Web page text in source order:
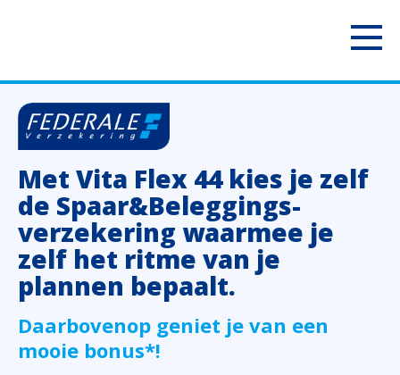
PARTICULIEREN
Jouw mobiliteit
Jouw woning
Jouw familie
Jouw pensioen
Jouw geld
ZELFSTANDIGEN
Uw voertuigen
Uw aansprakelijkheid
Uw inkomsten
Uw bezittingen
ONDERNEMINGEN
Uw personeel
Uw voertuigen
Uw aansprakelijkheid
BOUWSECTOR
Uw personeel
Uw voertuigen
Over ons
Contact
Met Vita Flex 44 kies je zelf
de Spaar&Beleggings-
verzekering waarmee je
zelf het ritme van je
plannen bepaalt.
Daarbovenop geniet je van een
mooie bonus*!